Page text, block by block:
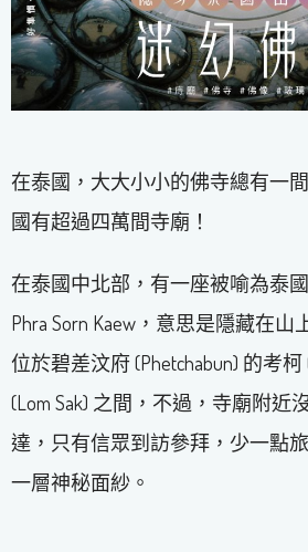
在泰國，大大小小的佛寺總有一
國有超過四萬間寺廟！
在泰國中北部，有一座被喻為泰
Phra Sorn Kaew，意思是隱藏在
位於碧差汶府 (Phetchabun) 的考柯
(Lom Sak) 之間，不過，寺廟附近
達，只有信眾到訪參拜，少一點
一層神秘面紗。